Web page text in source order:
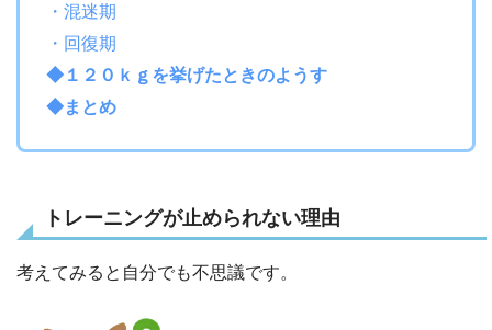
・混迷期
・回復期
◆１２０ｋｇを挙げたときのようす
◆まとめ
トレーニングが止められない理由
考えてみると自分でも不思議です。